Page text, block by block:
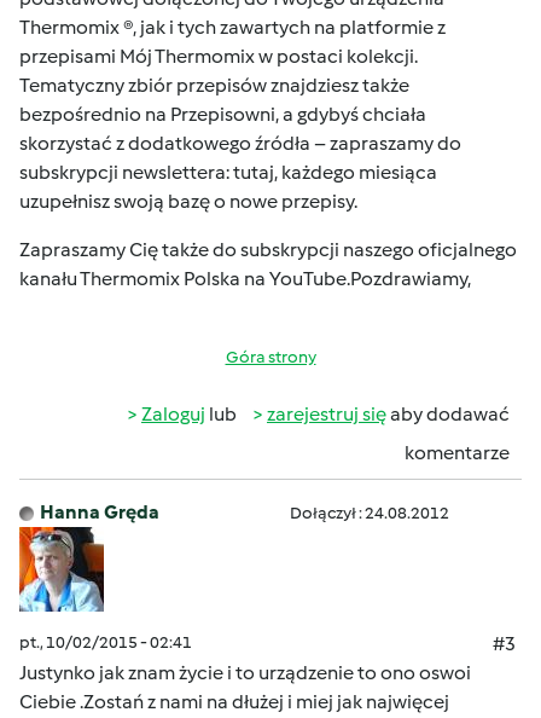
Thermomix ®, jak i tych zawartych na platformie z
przepisami Mój Thermomixw postaci kolekcji.
Tematyczny zbiór przepisów znajdziesz także
bezpośrednio na Przepisowni, a gdybyś chciała
skorzystać z dodatkowego źródła – zapraszamy do
subskrypcji newslettera:tutaj, każdego miesiąca
uzupełnisz swoją bazę o nowe przepisy.
Zapraszamy Cię także do subskrypcji naszego oficjalnego
kanałuThermomix Polska na YouTube.Pozdrawiamy,
Góra strony
Zaloguj lub zarejestruj sięaby dodawać
komentarze
Hanna Gręda Dołączył : 24.08.2012
pt., 10/02/2015 - 02:41
#3
Justynko jak znam życie i to urządzenie to ono oswoi
Ciebie .Zostań z nami na dłużej i miej jak najwięcej